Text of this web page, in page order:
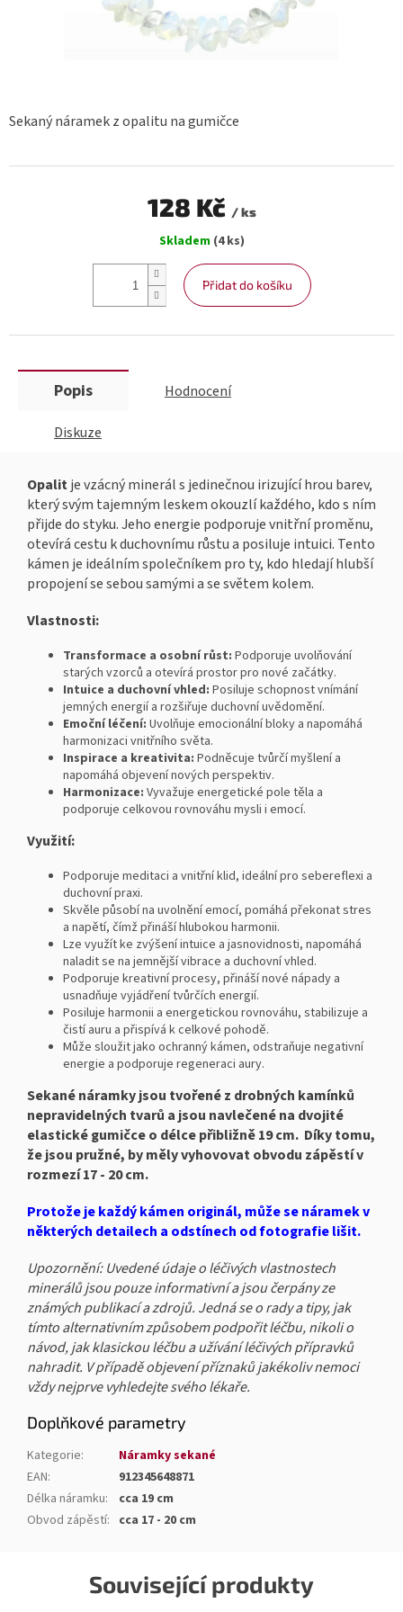
Sekaný náramek z opalitu na gumičce
128 Kč / ks
cena:
Skladem (4 ks)
Přidat do košíku
Související produkty
Popis Hodnocení
Diskuze
Opalitje vzácný minerál s jedinečnou irizující hrou barev,
který svým tajemným leskem okouzlí každého, kdo s ním
přijde do styku. Jeho energie podporuje vnitřní proměnu,
otevírá cestu k duchovnímu růstu a posiluje intuici. Tento
kámen je ideálním společníkem pro ty, kdo hledají hlubší
propojení se sebou samými a se světem kolem.
Vlastnosti:
Transformace a osobní růst: Podporuje uvolňování
starých vzorců a otevírá prostor pro nové začátky.
Intuice a duchovní vhled: Posiluje schopnost vnímání
jemných energií a rozšiřuje duchovní uvědomění.
Emoční léčení: Uvolňuje emocionální bloky a napomáhá
harmonizaci vnitřního světa.
Inspirace a kreativita: Podněcuje tvůrčí myšlení a
napomáhá objevení nových perspektiv.
Harmonizace: Vyvažuje energetické pole těla a
podporuje celkovou rovnováhu mysli i emocí.
Využití:
Podporuje meditaci a vnitřní klid, ideální pro sebereflexi a
duchovní praxi.
Skvěle působí na uvolnění emocí, pomáhá překonat stres
a napětí, čímž přináší hlubokou harmonii.
Lze využít ke zvýšení intuice a jasnovidnosti, napomáhá
naladit se na jemnější vibrace a duchovní vhled.
Podporuje kreativní procesy, přináší nové nápady a
usnadňuje vyjádření tvůrčích energií.
Posiluje harmonii a energetickou rovnováhu, stabilizuje a
čistí auru a přispívá k celkové pohodě.
Může sloužit jako ochranný kámen, odstraňuje negativní
energie a podporuje regeneraci aury.
Sekané náramky jsou tvořené z drobných kamínků
nepravidelných tvarů a jsou navlečené na dvojité
elastické gumičce o délce přibližně 19 cm. Díky tomu,
že jsou pružné, by měly vyhovovat obvodu zápěstí v
rozmezí 17 - 20 cm.
Protože je každý kámen originál, může se náramek v
některých detailech a odstínech od fotografie lišit.
Upozornění: Uvedené údaje o léčivých vlastnostech
minerálů jsou pouze informativní a jsou čerpány ze
známých publikací a zdrojů. Jedná se o rady a tipy, jak
tímto alternativním způsobem podpořit léčbu, nikoli o
návod, jak klasickou léčbu a užívání léčivých přípravků
nahradit. V případě objevení příznaků jakékoliv nemoci
vždy nejprve vyhledejte svého lékaře.
Doplňkové parametry
Kategorie:
Náramky sekané
EAN:
912345648871
Délka náramku:
cca 19 cm
Obvod zápěstí: cca 17 - 20 cm